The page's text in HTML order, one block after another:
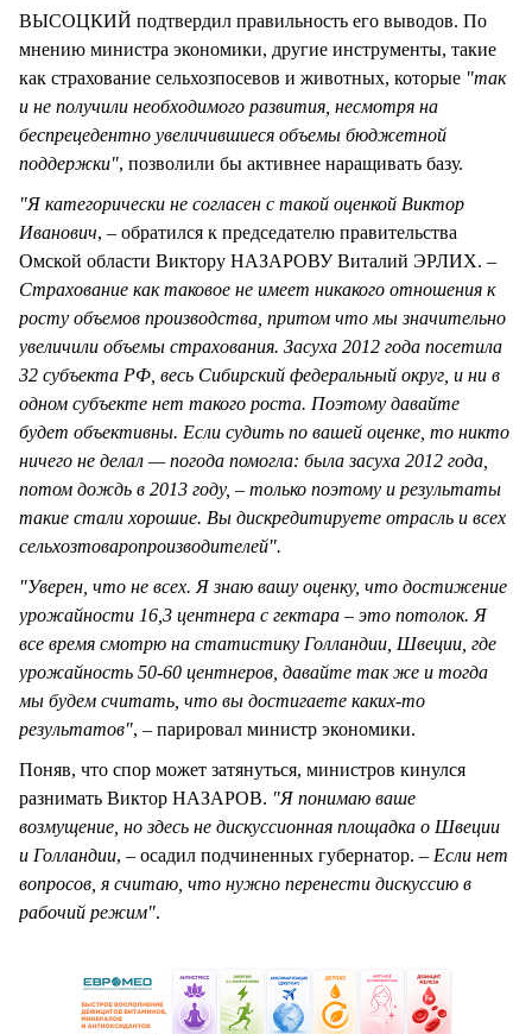
ВЫСОЦКИЙ подтвердил правильность его выводов. По
мнению министра экономики, другие инструменты, такие
как страхование сельхозпосевов и животных, которые "так
и не получили необходимого развития, несмотря на
беспрецедентно увеличившиеся объемы бюджетной
поддержки", позволили бы активнее наращивать базу.
"Я категорически не согласен с такой оценкой Виктор
Иванович, – обратился к председателю правительства
Омской области Виктору НАЗАРОВУ Виталий ЭРЛИХ. –
Страхование как таковое не имеет никакого отношения к
росту объемов производства, притом что мы значительно
увеличили объемы страхования. Засуха 2012 года посетила
32 субъекта РФ, весь Сибирский федеральный округ, и ни в
одном субъекте нет такого роста. Поэтому давайте
будет объективны. Если судить по вашей оценке, то никто
ничего не делал — погода помогла: была засуха 2012 года,
потом дождь в 2013 году, – только поэтому и результаты
такие стали хорошие. Вы дискредитируете отрасль и всех
сельхозтоваропроизводителей".
"Уверен, что не всех. Я знаю вашу оценку, что достижение
урожайности 16,3 центнера с гектара – это потолок. Я
все время смотрю на статистику Голландии, Швеции, где
урожайность 50-60 центнеров, давайте так же и тогда
мы будем считать, что вы достигаете каких-то
результатов", – парировал министр экономики.
Поняв, что спор может затянуться, министров кинулся
разнимать Виктор НАЗАРОВ. "Я понимаю ваше
возмущение, но здесь не дискуссионная площадка о Швеции
и Голландии, – осадил подчиненных губернатор. – Если нет
вопросов, я считаю, что нужно перенести дискуссию в
рабочий режим".